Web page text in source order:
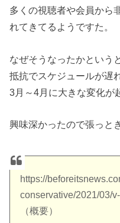
多くの視聴者や会員から
れてきてるようですた。
なぜそうなったかという
抵抗でスケジュールが遅
3月～4月に大きな変化が
興味深かったので張っと
https://
conservative/2021/03/
（概要）